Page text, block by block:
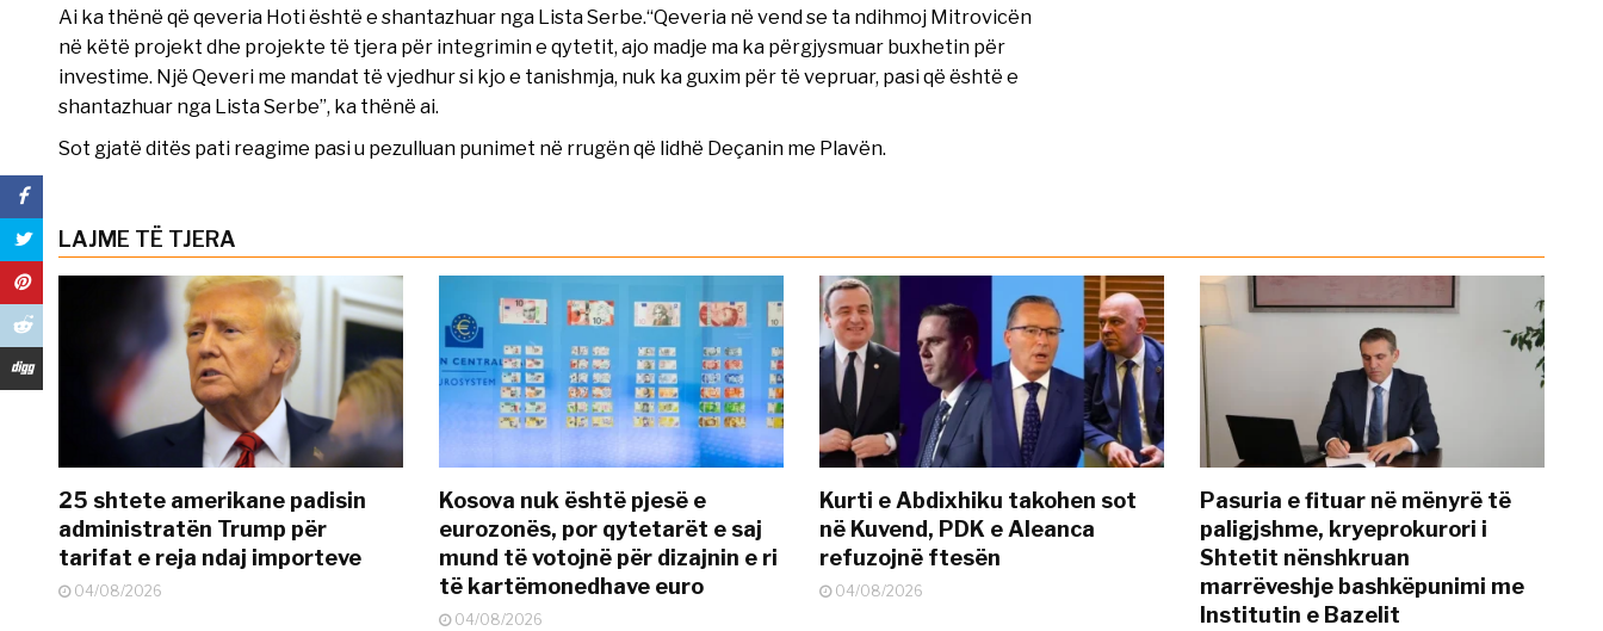
Ai ka thënë që qeveria Hoti është e shantazhuar nga Lista Serbe.“Qeveria në vend se ta ndihmoj Mitrovicën
në këtë projekt dhe projekte të tjera për integrimin e qytetit, ajo madje ma ka përgjysmuar buxhetin për
investime. Një Qeveri me mandat të vjedhur si kjo e tanishmja, nuk ka guxim për të vepruar, pasi që është e
shantazhuar nga Lista Serbe”, ka thënë ai.
Sot gjatë ditës pati reagime pasi u pezulluan punimet në rrugën që lidhë Deçanin me Plavën.
LAJME TË TJERA
25 shtete amerikane padisin
administratën Trump për
tarifat e reja ndaj importeve
04/08/2026
Kosova nuk është pjesë e
eurozonës, por qytetarët e saj
mund të votojnë për dizajnin e ri
të kartëmonedhave euro
04/08/2026
Kurti e Abdixhiku takohen sot
në Kuvend, PDK e Aleanca
refuzojnë ftesën
04/08/2026
Pasuria e fituar në mënyrë të
paligjshme, kryeprokurori i
Shtetit nënshkruan
marrëveshje bashkëpunimi me
Institutin e Bazelit